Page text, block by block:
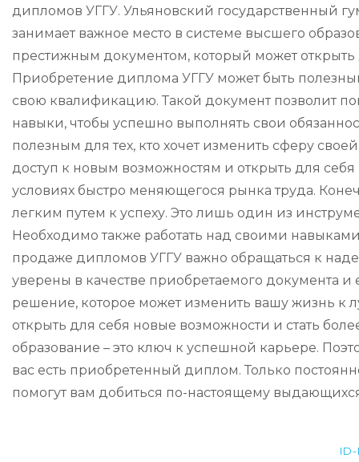
дипломов УГГУ. Ульяновский государственный
занимает важное место в системе высшего
престижным документом, который может
Приобретение диплома УГГУ может быть
свою квалификацию. Такой документ позволит
навыки, чтобы успешно выполнять свои
полезным для тех, кто хочет изменить сферу
доступ к новым возможностям и открыть для
условиях быстро меняющегося рынка труда.
легким путем к успеху. Это лишь один из
Необходимо также работать над своими
продаже дипломов УГГУ важно обращаться к
уверены в качестве приобретаемого документа
решение, которое может изменить вашу жизнь к
открыть для себя новые возможности и стать
образование – это ключ к успешной карьере.
вас есть приобретенный диплом. Только
помогут вам добиться по-настоящему выдающихся